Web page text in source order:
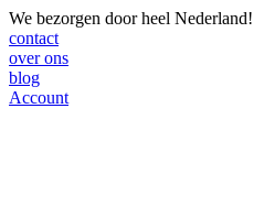
We bezorgen door heel Nederland!
contact
over ons
blog
Account